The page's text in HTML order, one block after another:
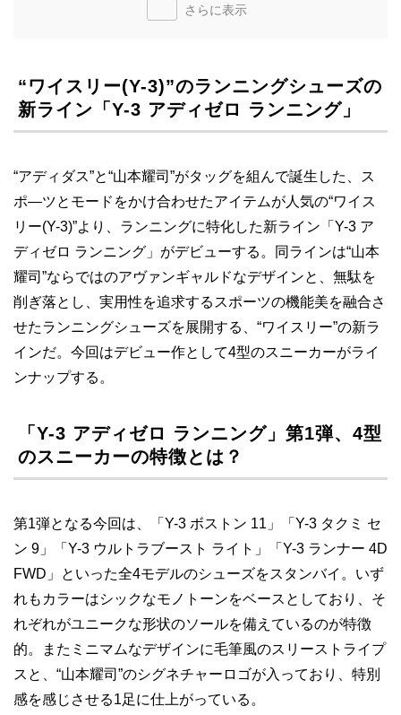
さらに表示
“ワイスリー(Y-3)”のランニングシューズの
新ライン「Y-3 アディゼロ ランニング」
“アディダス”と“山本耀司”がタッグを組んで誕生した、ス
ポ―ツとモードをかけ合わせたアイテムが人気の“ワイス
リー(Y-3)”より、ランニングに特化した新ライン「Y-3 ア
ディゼロ ランニング」がデビューする。同ラインは“山本
耀司”ならではのアヴァンギャルドなデザインと、無駄を
削ぎ落とし、実用性を追求するスポーツの機能美を融合さ
せたランニングシューズを展開する、“ワイスリー”の新ラ
インだ。今回はデビュー作として4型のスニーカーがライ
ンナップする。
「Y-3 アディゼロ ランニング」第1弾、4型
のスニーカーの特徴とは？
第1弾となる今回は、「Y-3 ボストン 11」「Y-3 タクミ セ
ン 9」「Y-3 ウルトラブースト ライト」「Y-3 ランナー 4D
FWD」といった全4モデルのシューズをスタンバイ。いず
れもカラーはシックなモノトーンをベースとしており、そ
れぞれがユニークな形状のソールを備えているのが特徴
的。またミニマムなデザインに毛筆風のスリーストライプ
スと、“山本耀司”のシグネチャーロゴが入っており、特別
感を感じさせる1足に仕上がっている。